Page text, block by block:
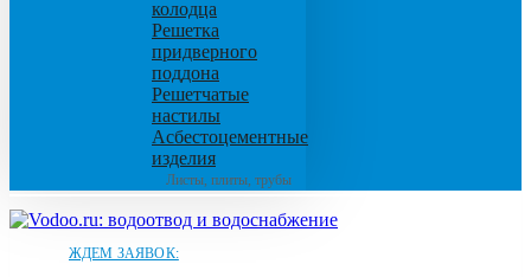
колодца
Решетка
придверного
поддона
Решетчатые
настилы
Асбестоцементные
изделия
Листы, плиты, трубы
ЖДЕМ ЗАЯВОК: